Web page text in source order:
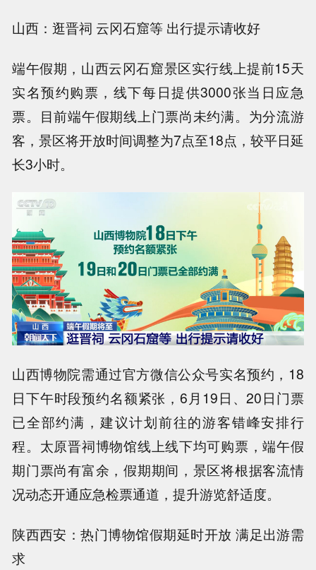
山西：逛晋祠 云冈石窟等 出行提示请收好
端午假期，山西云冈石窟景区实行线上提前15天
实名预约购票，线下每日提供3000张当日应急
票。目前端午假期线上门票尚未约满。为分流游
客，景区将开放时间调整为7点至18点，较平日延
长3小时。
山西博物院需通过官方微信公众号实名预约，18
日下午时段预约名额紧张，6月19日、20日门票
已全部约满，建议计划前往的游客错峰安排行
程。太原晋祠博物馆线上线下均可购票，端午假
期门票尚有富余，假期期间，景区将根据客流情
况动态开通应急检票通道，提升游览舒适度。
陕西西安：热门博物馆假期延时开放 满足出游需
求